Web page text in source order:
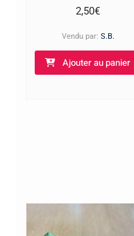
2,50€
Vendu par: S.B.
Ajouter au panier